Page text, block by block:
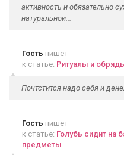
активность и обязательно
натуральной...
Гость пишет
к статье: Ритуалы и
Почтстится надо себя и
Гость пишет
к статье: Голубь сидит на
предметы